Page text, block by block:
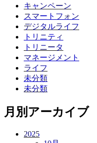
キャンペーン
スマートフォン
デジタルライフ
トリニティ
トリニータ
マネージメント
ライフ
未分類
未分類
月別アーカイブ
2025